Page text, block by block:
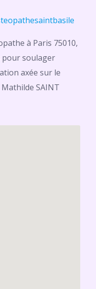
à Paris 75010,
pour soulager
axée sur le
SAINT